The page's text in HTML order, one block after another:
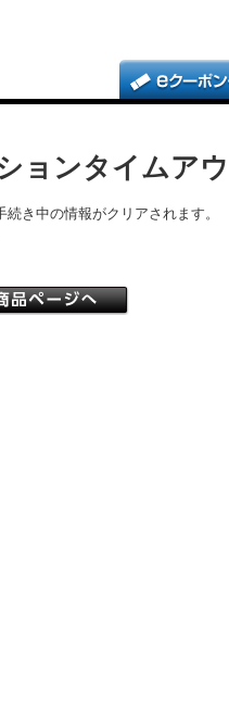
ョンタイムアウ
き中の情報がクリアされます。